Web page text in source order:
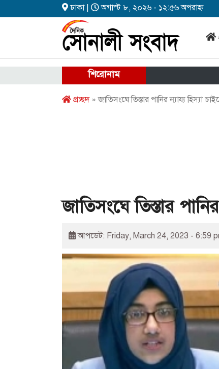
ঢাকা | অগাস্ট ৮, ২০২৬ - ১২:৫৬ অপরাহ্ন
শিরোনাম
প্রচ্ছদ» জাতিসংঘে তিস্তার পানির ন্যায্য হিস্যা
জাতিসংঘে তিস্তার
আপডেট: Friday, March 24, 2023 - 6:59